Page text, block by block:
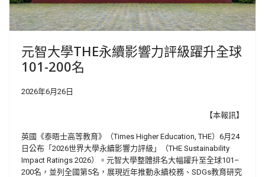
元智大學THE永續影響力評級躍升全球
101-200名
2026年6月26日
【本報訊】
英國《泰晤士高等教育》（Times Higher Education, THE） 6月 24
日公布「 2026世界大學永續影響力評級」（THE Sustainability
Impact Ratings 2026）。元智大學整體排名大幅躍升至全球101 –
200名，並列全國第5名，展現近年推動永續校務、 SDGs教育研究